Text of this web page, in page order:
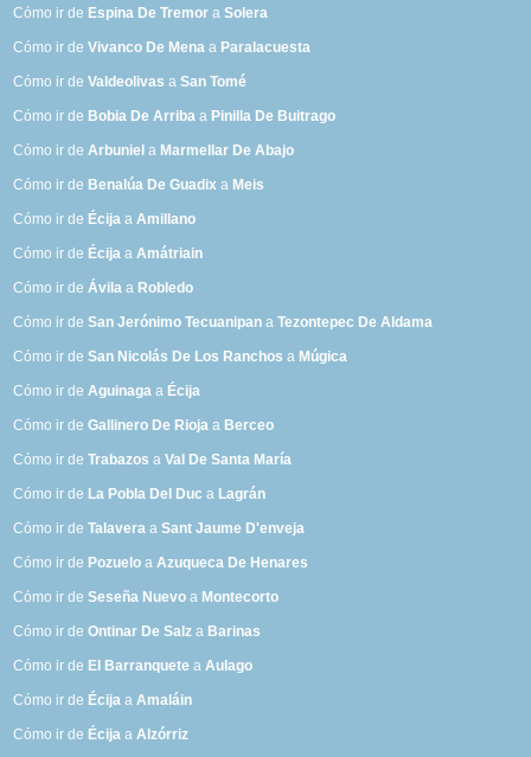
Cómo ir de Espina De Tremor aSolera
Cómo ir deVivanco De Mena a Paralacuesta
Cómo ir deValdeolivas aSan Tomé
Cómo ir de Bobia De Arriba a Pinilla De Buitrago
Cómo ir deArbuniel a Marmellar De Abajo
Cómo ir de Benalúa De Guadix a Meis
Cómo ir de Écija aAmillano
Cómo ir de Écija aAmátriain
Cómo ir deÁvila a Robledo
Cómo ir deSan Jerónimo Tecuanipan aTezontepec De Aldama
Cómo ir deSan Nicolás De Los Ranchos a Múgica
Cómo ir deAguinaga a Écija
Cómo ir deGallinero De Rioja a Berceo
Cómo ir deTrabazos aVal De Santa María
Cómo ir de La Pobla Del Duc a Lagrán
Cómo ir deTalavera aSant Jaume D'enveja
Cómo ir de Pozuelo aAzuqueca De Henares
Cómo ir deSeseña Nuevo a Montecorto
Cómo ir deOntinar De Salz a Barinas
Cómo ir de El Barranquete aAulago
Cómo ir de Écija aAmaláin
Cómo ir de Écija aAlzórriz